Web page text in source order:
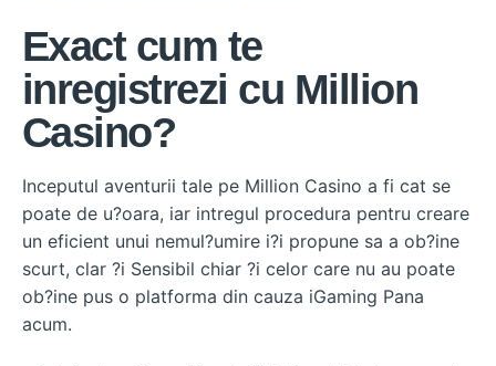
Exact cum te
inregistrezi cu Million
Casino?
Inceputul aventurii tale pe Million Casino a fi cat se
poate de u?oara, iar intregul procedura pentru creare
un eficient unui nemul?umire i?i propune sa a ob?ine
scurt, clar ?i Sensibil chiar ?i celor care nu au poate
ob?ine pus o platforma din cauza iGaming Pana
acum.